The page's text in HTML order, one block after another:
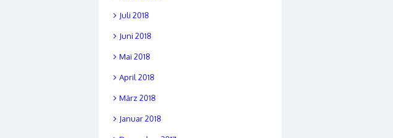
Juli 2018
Juni 2018
Mai 2018
April 2018
März 2018
Januar 2018